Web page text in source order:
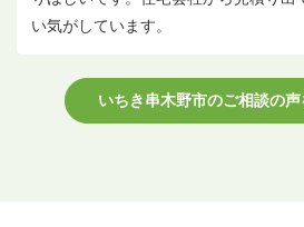
い気がしています。
いちき串木野市のご相談の